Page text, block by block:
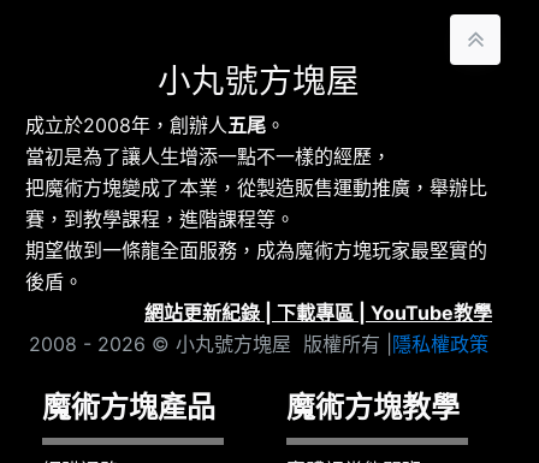
小丸號方塊屋
成立於2008年，創辦人 五尾 。
當初是為了讓人生增添一點不一樣的經歷，
把魔術方塊變成了本業，從製造販售運動推廣，舉辦比
賽，到教學課程，進階課程等。
期望做到一條龍全面服務，成為魔術方塊玩家最堅實的
後盾。
網站更新紀錄
下載專區
YouTube教學
2008 - 2026 © 小丸號方塊屋 版權所有 | 隱私權政策
魔術方塊產品 魔術方塊教學